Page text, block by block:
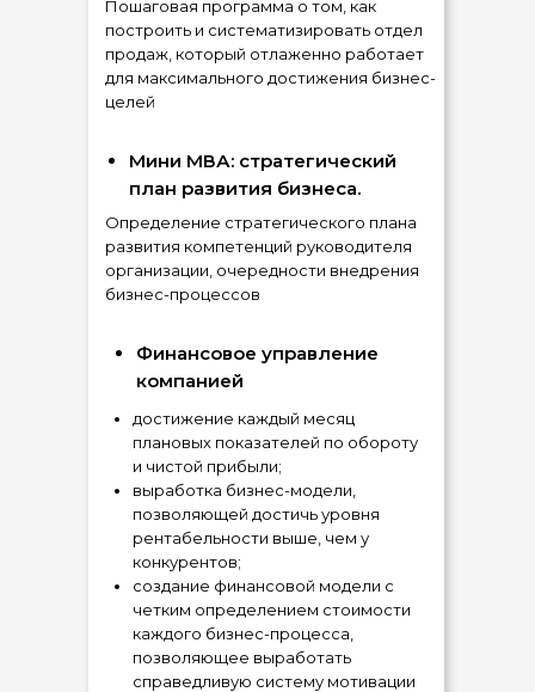
Пошаговая программа о том, как
построить и систематизировать отдел
продаж, который отлаженно работает
для максимального достижения бизнес-
целей
Мини МВА: стратегический
план развития бизнеса.
Определение стратегического плана
развития компетенций руководителя
организации, очередности внедрения
бизнес-процессов
Финансовое управление
компанией
достижение каждый месяц
плановых показателей по обороту
и чистой прибыли;
выработка бизнес-модели,
позволяющей достичь уровня
рентабельности выше, чем у
конкурентов;
создание финансовой модели с
четким определением стоимости
каждого бизнес-процесса,
позволяющее выработать
справедливую систему мотивации